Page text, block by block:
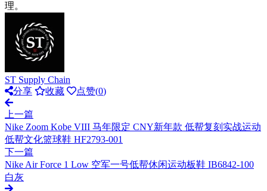
理。
ST Supply Chain
分享
收藏 点赞(0)
上一篇
Nike Zoom Kobe VIII 马年限定 CNY新年款 低帮复刻实战运动
低帮文化篮球鞋 HF2793-001
下一篇
Nike Air Force 1 Low 空军一号低帮休闲运动板鞋 IB6842-100
白灰